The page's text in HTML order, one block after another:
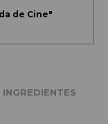
de Cine"
INGREDIENTES